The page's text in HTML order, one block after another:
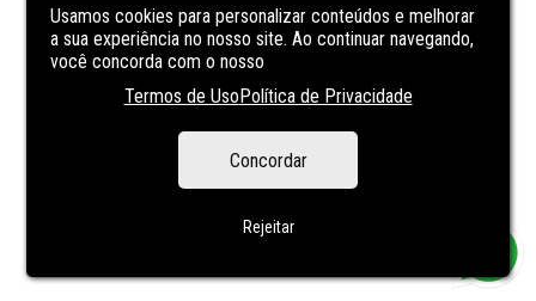
Usamos cookies para personalizar conteúdos e melhorar
a sua experiência no nosso site. Ao continuar navegando,
você concorda com o nosso
Termos de UsoPolítica de Privacidade
Concordar
Rejeitar